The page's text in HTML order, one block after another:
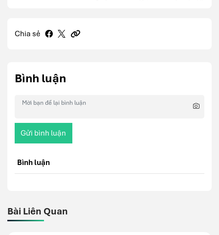
Chia sẻ
Bình luận
Gửi bình luận
Bình luận
Bài Liên Quan